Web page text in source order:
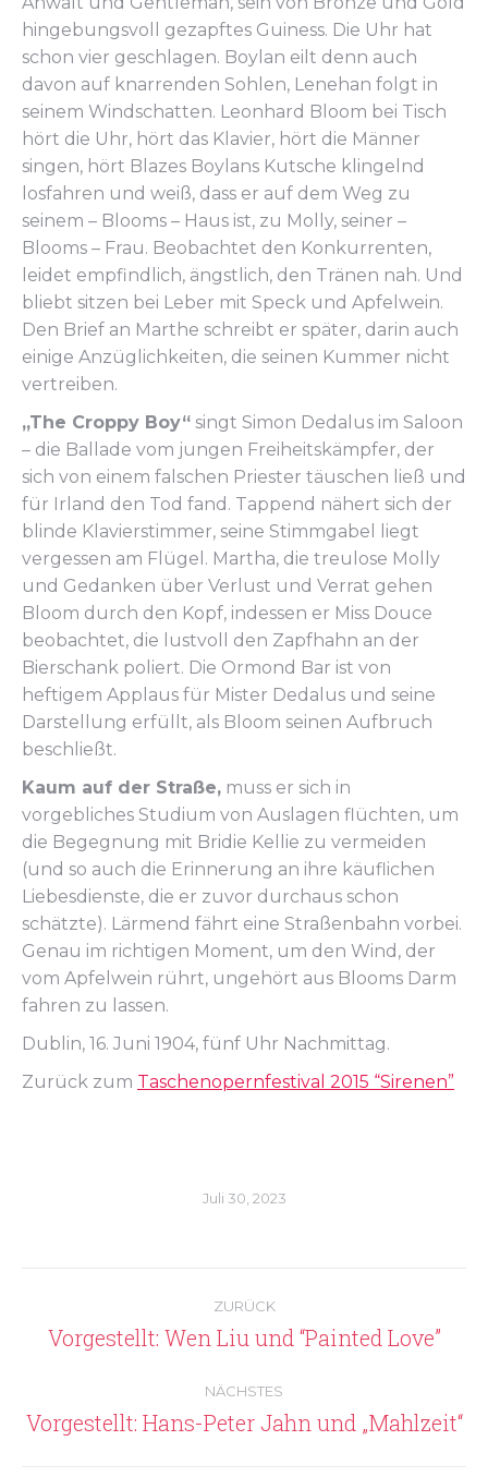
hingebungsvoll gezapftes Guiness. Die Uhr hat
schon vier geschlagen. Boylan eilt denn auch
davon auf knarrenden Sohlen, Lenehan folgt in
seinem Windschatten. Leonhard Bloom bei Tisch
hört die Uhr, hört das Klavier, hört die Männer
singen, hört Blazes Boylans Kutsche klingelnd
losfahren und weiß, dass er auf dem Weg zu
seinem – Blooms – Haus ist, zu Molly, seiner –
Blooms – Frau. Beobachtet den Konkurrenten,
leidet empfindlich, ängstlich, den Tränen nah. Und
bliebt sitzen bei Leber mit Speck und Apfelwein.
Den Brief an Marthe schreibt er später, darin auch
einige Anzüglichkeiten, die seinen Kummer nicht
vertreiben.
„The Croppy Boy“ singt Simon Dedalus im Saloon
– die Ballade vom jungen Freiheitskämpfer, der
sich von einem falschen Priester täuschen ließ und
für Irland den Tod fand. Tappend nähert sich der
blinde Klavierstimmer, seine Stimmgabel liegt
vergessen am Flügel. Martha, die treulose Molly
und Gedanken über Verlust und Verrat gehen
Bloom durch den Kopf, indessen er Miss Douce
beobachtet, die lustvoll den Zapfhahn an der
Bierschank poliert. Die Ormond Bar ist von
heftigem Applaus für Mister Dedalus und seine
Darstellung erfüllt, als Bloom seinen Aufbruch
beschließt.
Kaum auf der Straße, muss er sich in
vorgebliches Studium von Auslagen flüchten, um
die Begegnung mit Bridie Kellie zu vermeiden
(und so auch die Erinnerung an ihre käuflichen
Liebesdienste, die er zuvor durchaus schon
schätzte). Lärmend fährt eine Straßenbahn vorbei.
Genau im richtigen Moment, um den Wind, der
vom Apfelwein rührt, ungehört aus Blooms Darm
fahren zu lassen.
Dublin, 16. Juni 1904, fünf Uhr Nachmittag.
Zurück zum Taschenopernfestival 2015 “Sirenen”
Juli 30, 2023
Kommentarnavigation
ZURÜCK
Vorheriger
Vorgestellt: Wen Liu und “Painted Love”
NÄCHSTES
Nächster
Vorgestellt: Hans-Peter Jahn und „Mahlzeit“